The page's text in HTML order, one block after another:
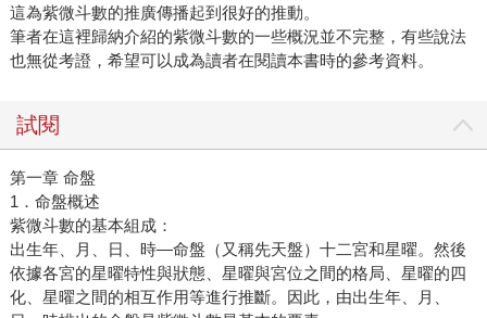
這為紫微斗數的推廣傳播起到很好的推動。
筆者在這裡歸納介紹的紫微斗數的一些概況並不完整，有些說法
也無從考證，希望可以成為讀者在閱讀本書時的參考資料。
試閱
第一章 命盤
1．命盤概述
紫微斗數的基本組成：
出生年、月、日、時—命盤（又稱先天盤）十二宮和星曜。然後
依據各宮的星曜特性與狀態、星曜與宮位之間的格局、星曜的四
化、星曜之間的相互作用等進行推斷。因此，由出生年、月、